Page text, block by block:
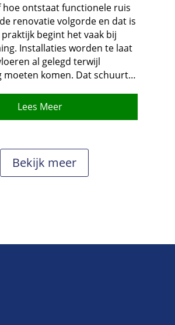
hoe ontstaat functionele ruis
renovatie volgorde en dat is
begint het vaak bij
Installaties worden te laat
al gelegd terwijl
moeten komen.​ Dat schuurt…
Lees Meer
Bekijk meer